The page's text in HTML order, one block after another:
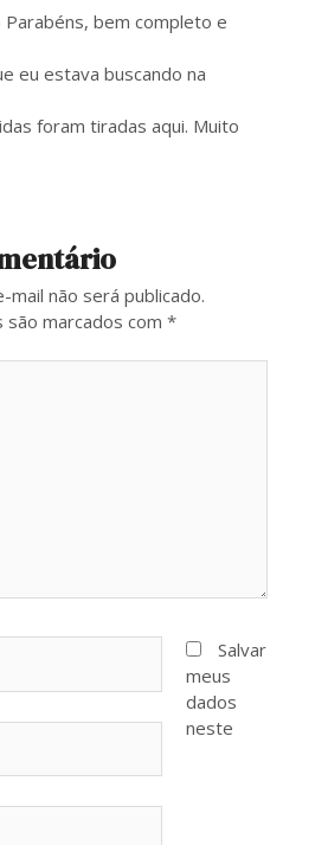
bem completo e
eu estava buscando na
foram tiradas aqui. Muito
não será publicado.
marcados com *
Salvar
meus
dados
neste